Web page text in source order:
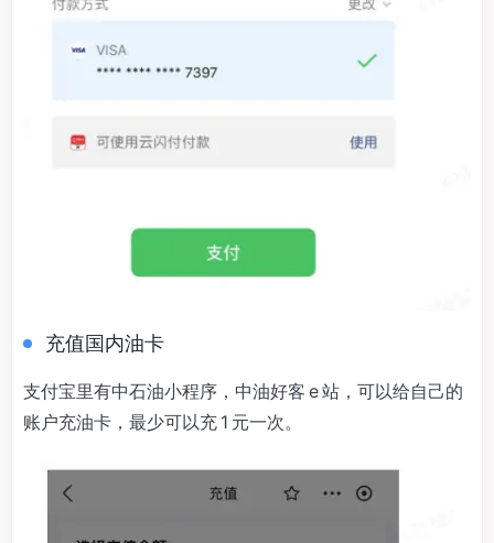
充值国内油卡
支付宝里有中石油小程序，中油好客 e 站，可以给自己的
账户充油卡，最少可以充 1 元一次。